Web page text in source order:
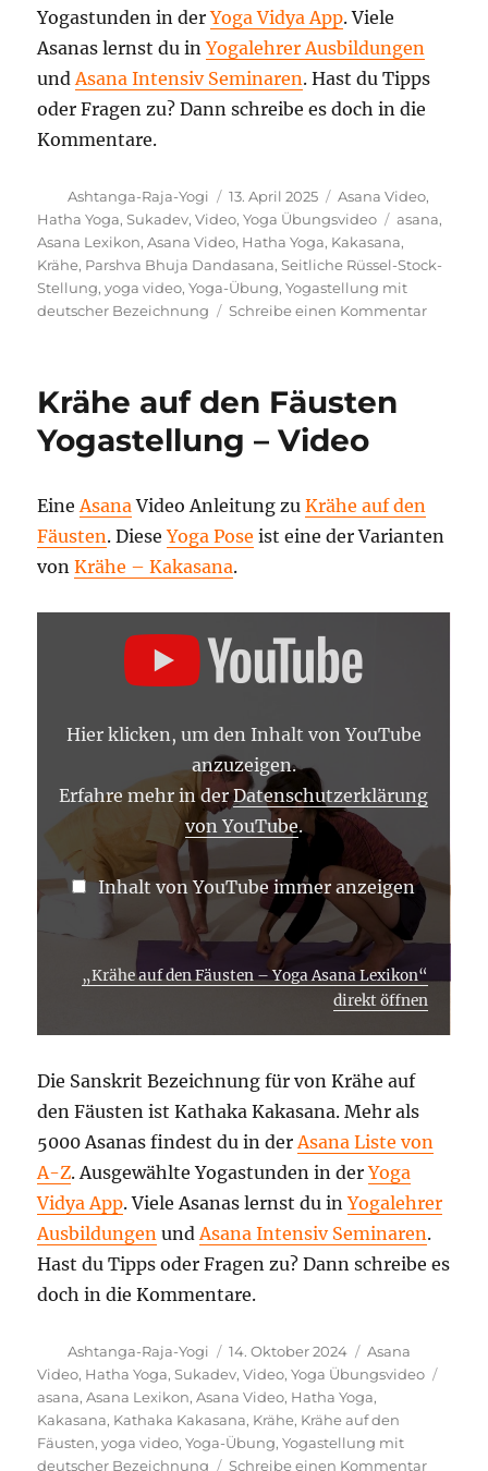
Yogastunden in derYoga Vidya App. Viele
Asanas lernst du inYogalehrer Ausbildungen
undAsana Intensiv Seminaren. Hast du Tipps
oder Fragen zu? Dann schreibe es doch in die
Kommentare.
Autor
Ashtanga-Raja-Yogi
Veröffentlicht
am
13. April 2025 Kategorien
Asana Video,
Hatha Yoga,Sukadev,Video,Yoga Übungsvideo asana,
Asana Lexikon,Asana Video, Hatha Yoga, Kakasana,
Krähe, Parshva Bhuja Dandasana,Seitliche Rüssel-Stock-
Stellung,yoga video,Yoga-Übung,Yogastellung mit
deutscher Bezeichnung
Schreibe einen Kommentarzu
Krähe auf den Fäusten
Yogastellung – Video
EineAsanaVideo Anleitung zuKrähe auf den
Fäusten. DieseYoga Pose ist eine der Varianten
vonKrähe – Kakasana.
FÄUSTEN
ASANA
LEXIKON“
ANZEIGEN
Hier klicken, um den Inhalt von YouTube
anzuzeigen.
Erfahre mehr in derDatenschutzerklärung
von YouTube.
Inhalt von YouTube immer anzeigen
„Krähe auf den Fäusten – Yoga Asana Lexikon“
direkt öffnen
Die Sanskrit Bezeichnung für von Krähe auf
den Fäusten ist Kathaka Kakasana. Mehr als
5000 Asanas findest du in derAsana Liste von
A-Z. Ausgewählte Yogastunden in derYoga
Vidya App. Viele Asanas lernst du inYogalehrer
Ausbildungen undAsana Intensiv Seminaren.
Hast du Tipps oder Fragen zu? Dann schreibe es
doch in die Kommentare.
Autor
Ashtanga-Raja-Yogi
Veröffentlicht
am
14. Oktober 2024 Kategorien
Asana
Video, Hatha Yoga,Sukadev,Video,Yoga Übungsvideo
asana,Asana Lexikon,Asana Video, Hatha Yoga,
Kakasana, Kathaka Kakasana, Krähe, Krähe auf den
Fäusten,yoga video,Yoga-Übung,Yogastellung mit
deutscher Bezeichnung
Schreibe einen Kommentarzu